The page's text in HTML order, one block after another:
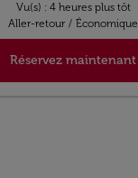
Vu(s) : 4 heures plus tôt
Aller-retour / Économique
Réservez maintenant